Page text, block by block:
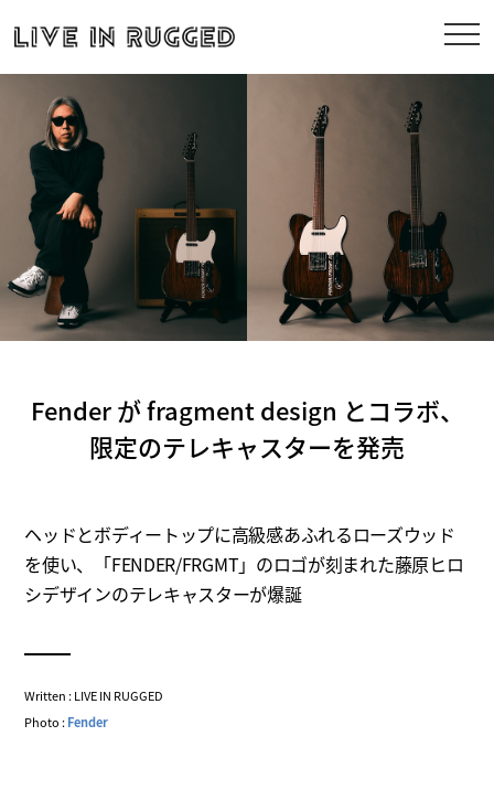
Fender が fragment design とコラボ、
限定のテレキャスターを発売
ヘッドとボディートップに高級感あふれるローズウッド
を使い、「FENDER/FRGMT」のロゴが刻まれた藤原ヒロ
シデザインのテレキャスターが爆誕
Written : LIVE IN RUGGED
Photo :Fender